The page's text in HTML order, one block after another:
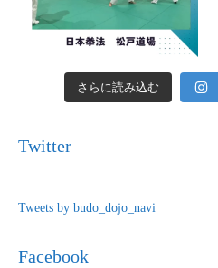
さらに読み込む
Twitter
Tweets by budo_dojo_navi
Facebook